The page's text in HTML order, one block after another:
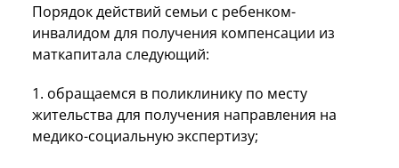
Порядок действий семьи с ребенком-
инвалидом для получения компенсации из
маткапитала следующий:
1. обращаемся в поликлинику по месту
жительства для получения направления на
медико-социальную экспертизу;